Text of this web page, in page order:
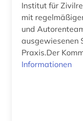
berlin deutsches institut für menschenrechte
(1)
Institut für
mit
und
ausgewiesenen
Praxis.Der
Informationen